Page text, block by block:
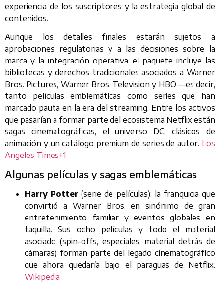
experiencia de los suscriptores y la estrategia global de
contenidos.
Aunque los detalles finales estarán sujetos a
aprobaciones regulatorias y a las decisiones sobre la
marca y la integración operativa, el paquete incluye las
bibliotecas y derechos tradicionales asociados a Warner
Bros. Pictures, Warner Bros. Television y HBO —es decir,
tanto películas emblemáticas como series que han
marcado pauta en la era del streaming. Entre los activos
que pasarían a formar parte del ecosistema Netflix están
sagas cinematográficas, el universo DC, clásicos de
animación y un catálogo premium de series de autor. Los
Angeles Times+1
Algunas películas y sagas emblemáticas
Harry Potter (serie de películas): la franquicia que
convirtió a Warner Bros. en sinónimo de gran
entretenimiento familiar y eventos globales en
taquilla. Sus ocho películas y todo el material
asociado (spin-offs, especiales, material detrás de
cámaras) forman parte del legado cinematográfico
que ahora quedaría bajo el paraguas de Netflix.
Wikipedia